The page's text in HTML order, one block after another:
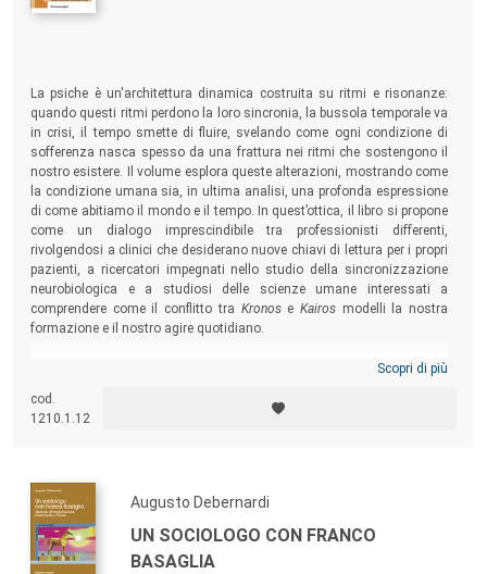
La psiche è un'architettura dinamica costruita su ritmi e risonanze:
quando questi ritmi perdono la loro sincronia, la bussola temporale va
in crisi, il tempo smette di fluire, svelando come ogni condizione di
sofferenza nasca spesso da una frattura nei ritmi che sostengono il
nostro esistere. Il volume esplora queste alterazioni, mostrando come
la condizione umana sia, in ultima analisi, una profonda espressione
di come abitiamo il mondo e il tempo. In quest’ottica, il libro si propone
come un dialogo imprescindibile tra professionisti differenti,
rivolgendosi a clinici che desiderano nuove chiavi di lettura per i propri
pazienti, a ricercatori impegnati nello studio della sincronizzazione
neurobiologica e a studiosi delle scienze umane interessati a
comprendere come il conflitto tra Kronose Kairosmodelli la nostra
formazione e il nostro agire quotidiano.
Scopri di più
cod.
1210.1.12
Augusto Debernardi
UN SOCIOLOGO CON FRANCO
BASAGLIA